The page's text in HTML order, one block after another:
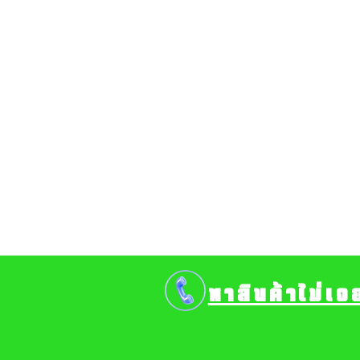
หาสินค้าไม่เ